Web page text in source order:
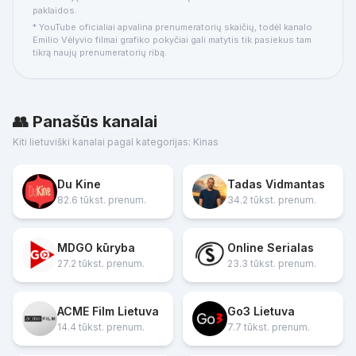
paklaidos.
* YouTube oficialiai apvalina prenumeratorių skaičių, todėl kanalo
Emilio Vėlyvio filmai grafiko pokyčiai gali matytis tik pasiekus tam
tikrą naujų prenumeratorių ribą.
👥 Panašūs kanalai
Kiti lietuviški kanalai pagal kategorijas: Kinas
Du Kine
82.6 tūkst. prenum.
Tadas Vidmantas
34.2 tūkst. prenum.
MDGO kūryba
27.2 tūkst. prenum.
Online Serialas
23.3 tūkst. prenum.
ACME Film Lietuva
14.4 tūkst. prenum.
Go3 Lietuva
7.7 tūkst. prenum.